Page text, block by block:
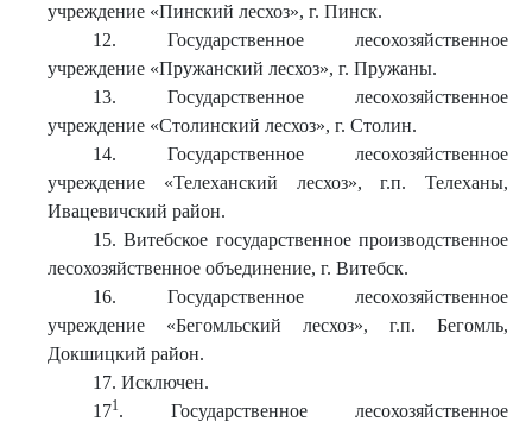
учреждение «Пинский лесхоз», г. Пинск.
12. Государственное лесохозяйственное
учреждение «Пружанский лесхоз», г. Пружаны.
13. Государственное лесохозяйственное
учреждение «Столинский лесхоз», г. Столин.
14. Государственное лесохозяйственное
учреждение «Телеханский лесхоз», г.п. Телеханы,
Ивацевичский район.
15. Витебское государственное производственное
лесохозяйственное объединение, г. Витебск.
16. Государственное лесохозяйственное
учреждение «Бегомльский лесхоз», г.п. Бегомль,
Докшицкий район.
17. Исключен.
171. Государственное лесохозяйственное